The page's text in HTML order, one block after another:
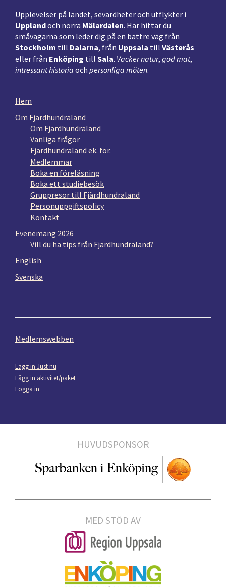
Upplevelser på landet, sevärdheter och utflykter i
Upplandoch norra Mälardalen. Här hittar du
småvägarna som leder dig på en bättre väg från
Stockholm till Dalarna, från Uppsala till Västerås
eller från Enköping till Sala. Vacker natur, god mat,
intressant historia och personliga möten.
Hem
Om Fjärdhundraland
Om Fjärdhundraland
Vanliga frågor
Fjärdhundraland ek. för.
Medlemmar
Boka en föreläsning
Boka ett studiebesök
Gruppresor till Fjärdhundraland
Personuppgiftspolicy
Kontakt
Evenemang 2026
Vill du ha tips från Fjärdhundraland?
English
Svenska
Medlemswebben
Lägg in Just nu
Lägg in aktivitet/paket
Logga in
HUVUDSPONSOR
MED STÖD AV